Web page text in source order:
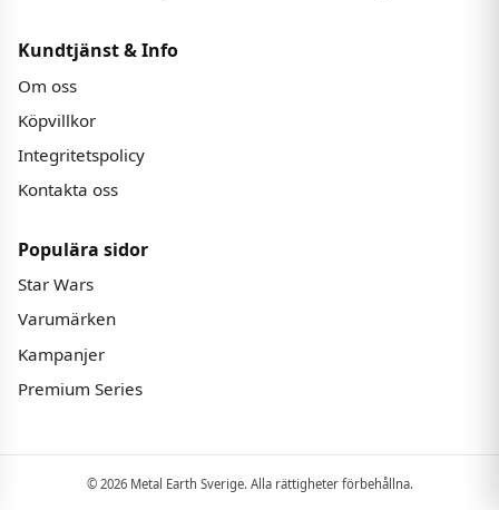
Kundtjänst & Info
Om oss
Köpvillkor
Integritetspolicy
Kontakta oss
Populära sidor
Star Wars
Varumärken
Kampanjer
Premium Series
© 2026 Metal Earth Sverige. Alla rättigheter förbehållna.